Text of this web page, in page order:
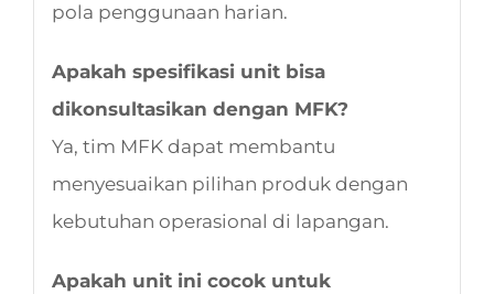
pola penggunaan harian.
Apakah spesifikasi unit bisa
dikonsultasikan dengan MFK?
Ya, tim MFK dapat membantu
menyesuaikan pilihan produk dengan
kebutuhan operasional di lapangan.
Apakah unit ini cocok untuk